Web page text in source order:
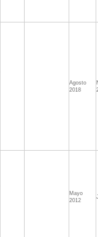
Agosto
2018
Mayo
2012